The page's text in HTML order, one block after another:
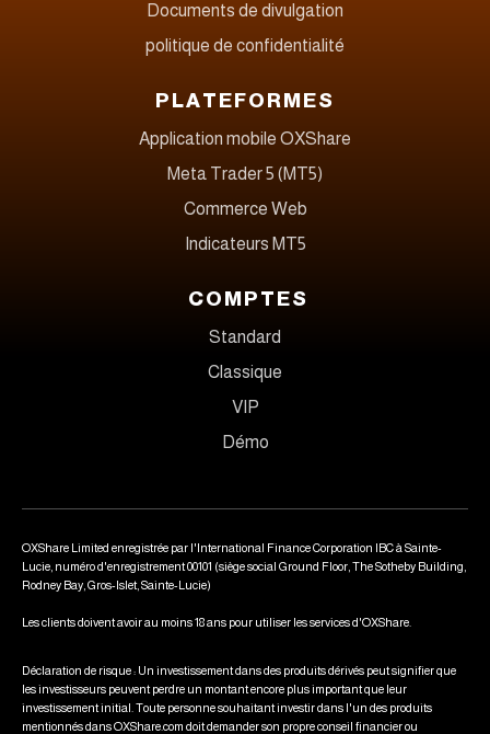
Documents de divulgation
politique de confidentialité
PLATEFORMES
Application mobile OXShare
Meta Trader 5 (MT5)
Commerce Web
Indicateurs MT5
COMPTES
Standard
Classique
VIP
Démo
OXShare Limited enregistrée par l'International Finance Corporation IBC à Sainte-
Lucie, numéro d'enregistrement 00101 (siège social Ground Floor, The Sotheby Building,
Rodney Bay, Gros-Islet, Sainte-Lucie)
Les clients doivent avoir au moins 18 ans pour utiliser les services d'OXShare.
Déclaration de risque : Un investissement dans des produits dérivés peut signifier que
les investisseurs peuvent perdre un montant encore plus important que leur
investissement initial. Toute personne souhaitant investir dans l'un des produits
mentionnés dans OXShare.com doit demander son propre conseil financier ou